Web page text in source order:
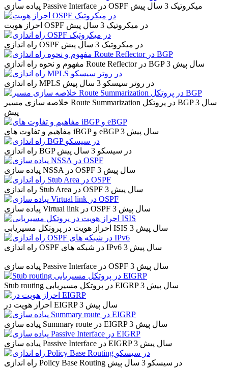
پیاده سازی Passive Interface در OSPF میکروتیک 3 سال پیش
احراز هویت OSPF در میکروتیک 3 سال پیش
راه اندازی OSPF در میکروتیک 3 سال پیش
مفهوم و نحوه راه اندازی Route Reflector در BGP 3 سال پیش
راه اندازی MPLS در روتر سیسکو 3 سال پیش
خلاصه سازی مسیر Route Summarization در پروتکل BGP3 سال
پیش
مفاهیم و تفاوت های iBGP و eBGP 3 سال پیش
راه اندازی BGP در سیسکو 3 سال پیش
پیاده سازی NSSA در OSPF 3 سال پیش
راه اندازی Stub Area در OSPF 3 سال پیش
پیاده سازی Virtual link در OSPF 3 سال پیش
احراز هویت در پروتکل مسیریابی ISIS 3 سال پیش
راه اندازی OSPF در شبکه های IPv6 3 سال پیش
پیاده سازی Passive Interface در OSPF 3 سال پیش
Stub routing در پروتکل مسیریابی EIGRP 3 سال پیش
احراز هویت در EIGRP 3 سال پیش
پیاده سازی Summary route در EIGRP 3 سال پیش
پیاده سازی Passive Interface در EIGRP 3 سال پیش
راه اندازی Policy Base Routing در سیسکو 3 سال پیش